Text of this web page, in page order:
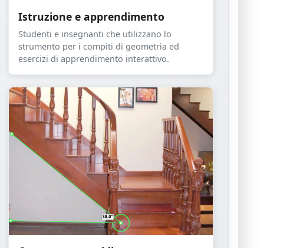
Istruzione e apprendimento
Studenti e insegnanti che utilizzano lo
strumento per i compiti di geometria ed
esercizi di apprendimento interattivo.